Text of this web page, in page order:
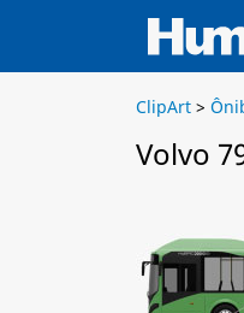
ClipArt >
Volvo